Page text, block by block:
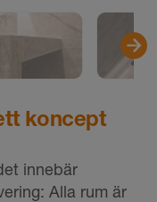
koncept
innebär
Alla rum är